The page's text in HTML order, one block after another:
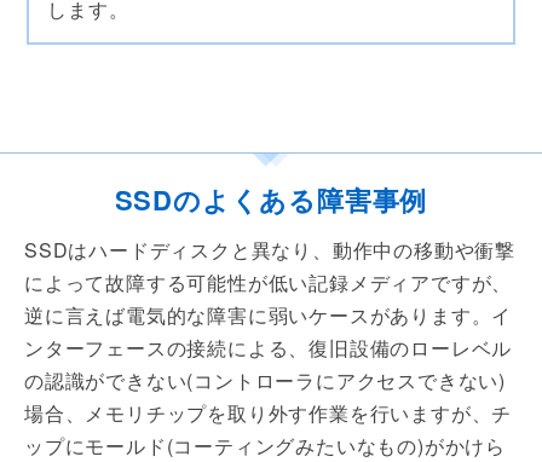
します。
SSDのよくある障害事例
SSDはハードディスクと異なり、動作中の移動や衝撃
によって故障する可能性が低い記録メディアですが、
逆に言えば電気的な障害に弱いケースがあります。イ
ンターフェースの接続による、復旧設備のローレベル
の認識ができない(コントローラにアクセスできない)
場合、メモリチップを取り外す作業を行いますが、チ
ップにモールド(コーティングみたいなもの)がかけら